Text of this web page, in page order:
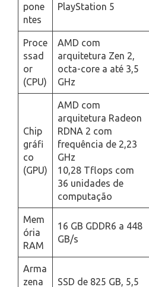
pone
ntes
PlayStation 5
Proce
ssad
or
(CPU)
AMD com
arquitetura Zen 2,
octa-core a até 3,5
GHz
Chip
gráfi
co
(GPU)
AMD com
arquitetura Radeon
RDNA 2 com
frequência de 2,23
GHz
10,28 Tflops com
36 unidades de
computação
Mem
ória
RAM
16 GB GDDR6 a 448
GB/s
Arma
zena
SSD de 825 GB, 5,5